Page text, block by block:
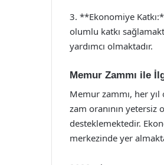
3. **Ekonomiye
olumlu katkı
yardımcı olmaktadır.
Memur Zammı ile
Memur zammı, her yıl
zam oranının
desteklemektedir.
merkezinde yer